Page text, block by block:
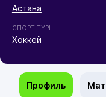
Астана
СПОРТ ТҮРІ
Хоккей
Профиль